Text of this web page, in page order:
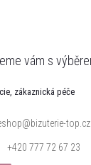
@bizuterie-top.cz
+420 777 72 67 23